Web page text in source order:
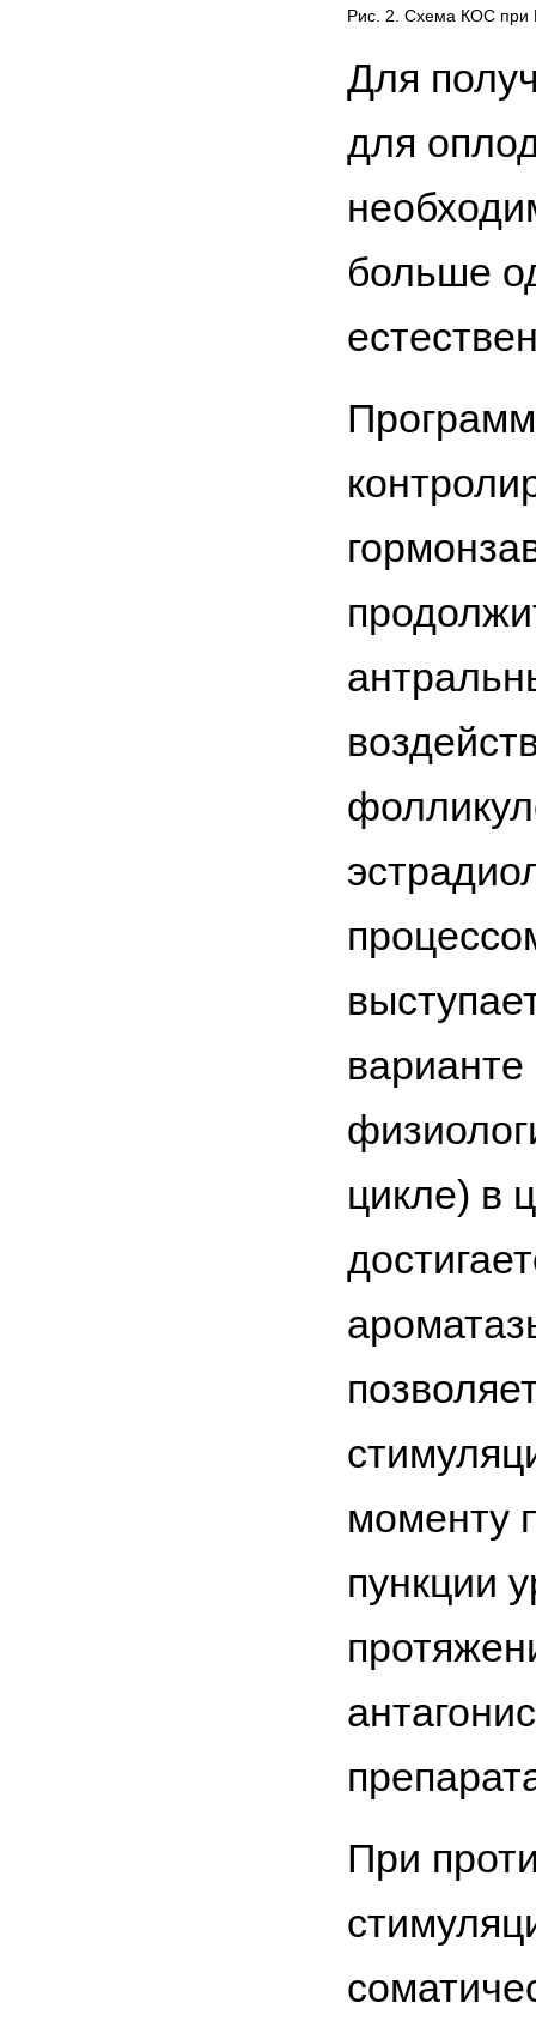
Рис. 2. Схема КОС
Для
для
больше
цикле) в
моменту
пункции
При